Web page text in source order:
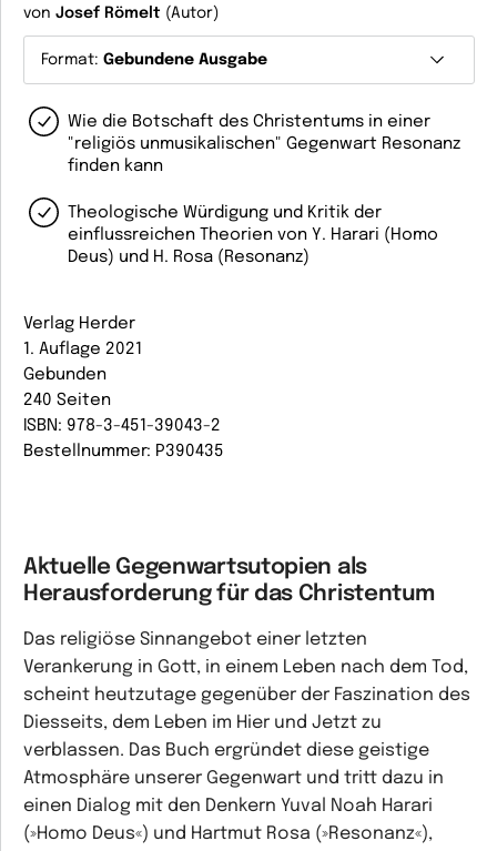
von Josef Römelt (Autor)
Format: Gebundene Ausgabe
Wie die Botschaft des Christentums in einer
"religiös unmusikalischen" Gegenwart Resonanz
finden kann
Theologische Würdigung und Kritik der
einflussreichen Theorien von Y. Harari (Homo
Deus) und H. Rosa (Resonanz)
Verlag Herder
1. Auflage 2021
Gebunden
240 Seiten
ISBN: 978-3-451-39043-2
Bestellnummer: P390435
Aktuelle Gegenwartsutopien als
Herausforderung für das Christentum
Das religiöse Sinnangebot einer letzten
Verankerung in Gott, in einem Leben nach dem Tod,
scheint heutzutage gegenüber der Faszination des
Diesseits, dem Leben im Hier und Jetzt zu
verblassen. Das Buch ergründet diese geistige
Atmosphäre unserer Gegenwart und tritt dazu in
einen Dialog mit den Denkern Yuval Noah Harari
(»Homo Deus«) und Hartmut Rosa (»Resonanz«),